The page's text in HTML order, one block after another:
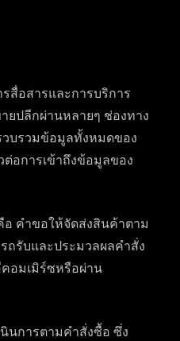
สื่อสารและการบริการ
ยปลีกผ่านหลายๆ ช่องทาง
วบรวมข้อมูลทั้งหมดของ
ต่อการเข้าถึงข้อมูลของ
อ คำขอให้จัดส่งสินค้าตาม
ถรับและประมวลผลคำสั่ง
อมเมิร์ซหรือผ่าน
นินการตามคำสั่งซื้อ ซึ่ง